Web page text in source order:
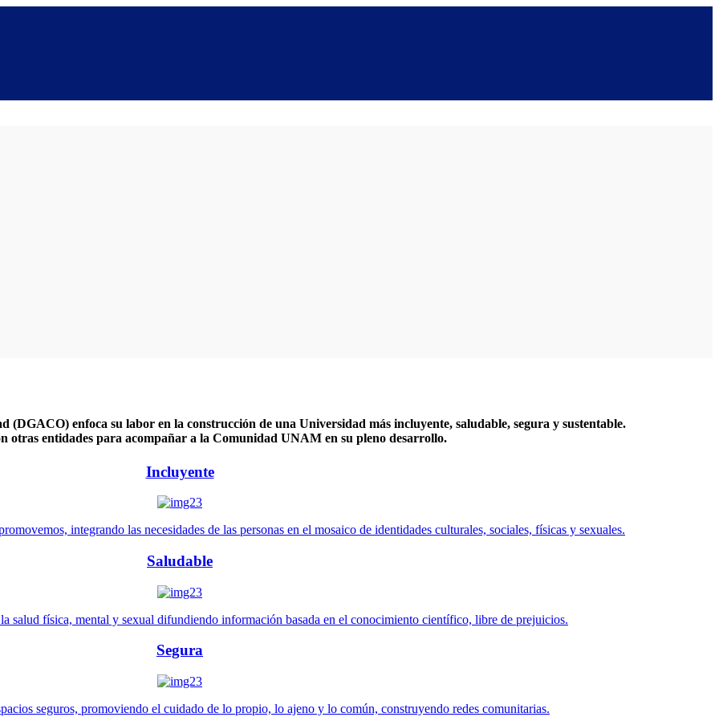
(DGACO) enfoca su labor en la construcción de una Universidad más incluyente, saludable, segura y sustentable.
otras entidades para acompañar a la Comunidad UNAM en su pleno desarrollo.
Incluyente
integrando las necesidades de las personas en el mosaico de identidades culturales, sociales, físicas y sexuales.
Saludable
salud física, mental y sexual difundiendo información basada en el conocimiento científico, libre de prejuicios.
Segura
seguros, promoviendo el cuidado de lo propio, lo ajeno y lo común, construyendo redes comunitarias.